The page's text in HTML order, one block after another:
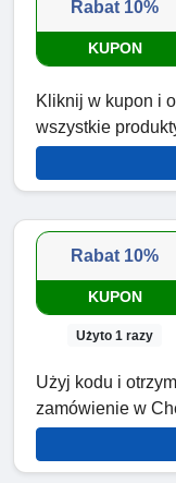
Rabat 10%
KUPON
Kliknij w kupon i
wszystkie
Rabat 10%
KUPON
Użyto 1 razy
Użyj kodu i
zamówienie w